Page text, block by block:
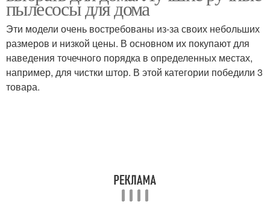
Вертикальные
пылесосы
пылесосы для дома
Эти модели очень востребованы из-за своих небольших
размеров и низкой цены. В основном их покупают для
наведения точечного порядка в определенных местах,
например, для чистки штор. В этой категории победили 3
товара.